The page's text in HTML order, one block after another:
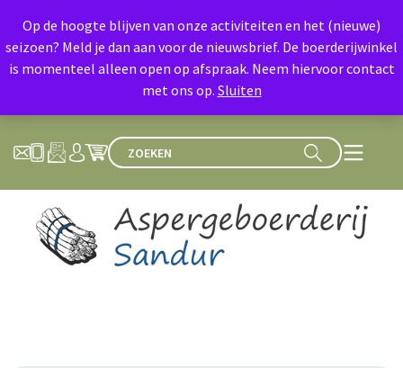
Op de hoogte blijven van onze activiteiten en het (nieuwe)
seizoen? Meld je dan aan voor de nieuwsbrief. De boerderijwinkel
is momenteel alleen open op afspraak. Neem hiervoor contact
met ons op. Sluiten